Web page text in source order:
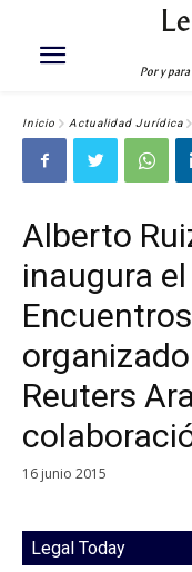
Por y
Inicio Actualidad Jurídica
Alberto
inaugura
Reuters
16 junio 2015
Legal Today